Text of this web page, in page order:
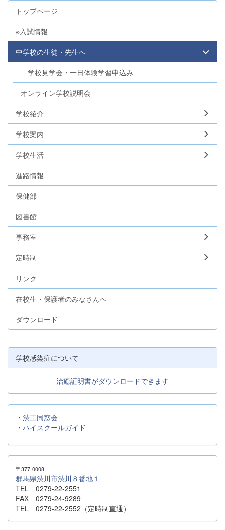
トップページ
※入試情報
中学校の生徒・先生へ
学校見学会・一日体験学習申込み
オンライン学校説明会
学校紹介
学校案内
学校生活
進路情報
保健部
図書館
事務室
定時制
リンク
在校生・保護者のみなさんへ
ダウンロード
学校感染症について
治癒証明書がダウンロードできます
・ 渋工同窓会
・ ハイスクールガイド
〒377-0008
群馬県渋川市渋川８番地１
TEL 0279-22-2551
FAX 0279-24-9289
TEL 0279-22-2552（定時制直通）